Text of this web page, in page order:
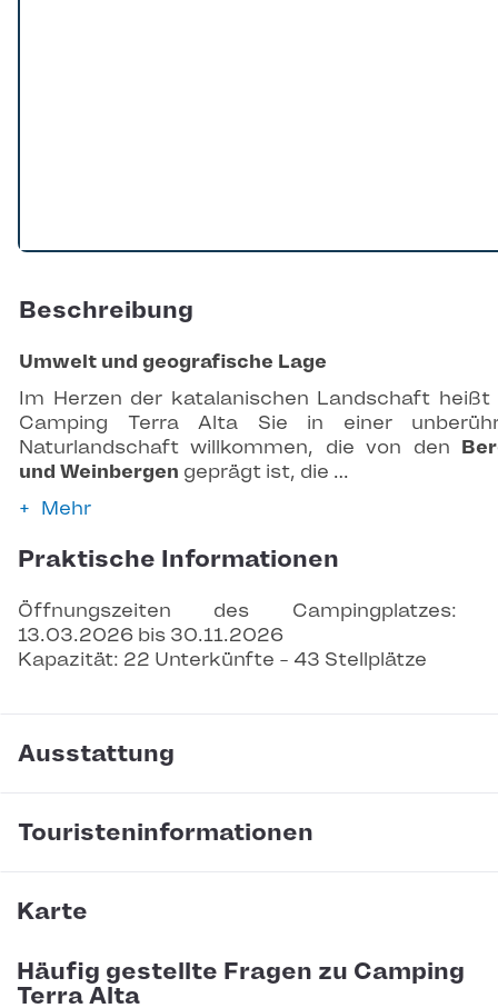
Beschreibung
Umwelt und geografische Lage
Im Herzen der katalanischen Landschaft heißt
Camping Terra Alta Sie in einer
Naturlandschaft willkommen, die von den
und Weinbergen geprägt ist, die …
Mehr
Praktische Informationen
Öffnungszeiten des Campingplatzes:
13.03.2026 bis 30.11.2026
Kapazität: 22 Unterkünfte - 43 Stellplätze
Ausstattung
Touristeninformationen
Karte
Häufig gestellte Fragen zu Camping
Terra Alta